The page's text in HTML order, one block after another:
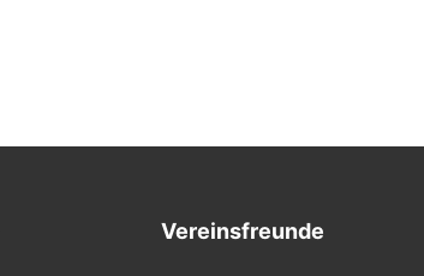
Vereinsfreunde